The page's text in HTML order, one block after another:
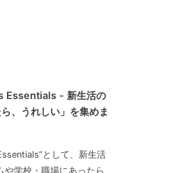
Essentials - 新生活の
、うれしい」を集めま
として、新生活
や学校・職場にあったら